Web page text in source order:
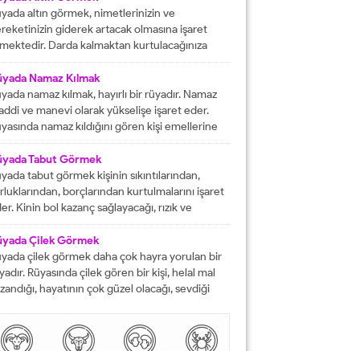
altın görmek, nimetlerinizin ve
giderek artacak olmasına işaret
Darda kalmaktan kurtulacağınıza
eder ve engelleri yok edeceğinizi
İyi bir hayata sahip olmanızın
tüm pürüzlerin yok olacağını işaret
Emeklerinizin heba olmayacağını
rüyalardan birisi şeklinde
Rüyada altın bileklik görmek,
giderek artacak olmasına delalet
Namaz Kılmak
namaz kılmak, hayırlı bir rüyadır. Namaz
ve manevi olarak yükselişe işaret eder.
namaz kıldığını gören kişi emellerine
zamanda ulaşır. Namaz, rüya da olsa kişinin
güçleneceğini ve Allah tarafından
bir kişi olduğunu gösterir. Rüyalarımızda
çoğunlukla gerçek hayatla birebir
Rüyalarımızda...
Tabut Görmek
tabut görmek kişinin sıkıntılarından,
borçlarından kurtulmalarını işaret
Kinin bol kazanç sağlayacağı, rızık ve
anlamına gelir. Rüya sırasında tabut
aynı zaman da kişinin bahtının ve
kapanmış olduğunu ifade eder. Rüyada
görmek aynı zamanda kişinin yol hazırlığına
anlamına gelir....
Çilek Görmek
çilek görmek daha çok hayra yorulan bir
Rüyasında çilek gören bir kişi, helal mal
hayatının çok güzel olacağı, sevdiği
çoğunlukla aşkı ve tutkuyu da delalet eder.